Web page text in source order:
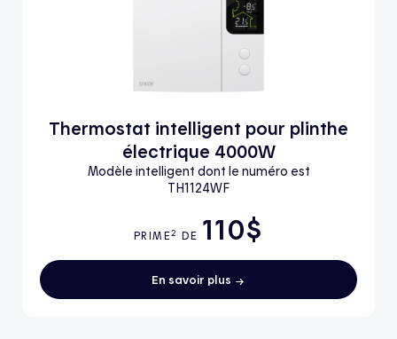
Thermostat intelligent pour plinthe
électrique 4000W
Modèle intelligent dont le numéro est
TH1124WF
PRIME2 DE 110$
En savoir plus